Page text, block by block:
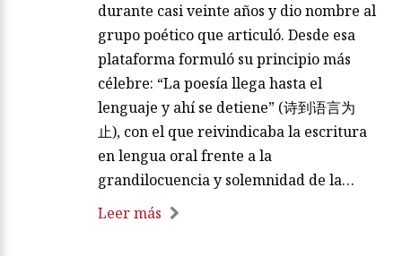
durante casi veinte años y dio nombre al
grupo poético que articuló. Desde esa
plataforma formuló su principio más
célebre: “La poesía llega hasta el
lenguaje y ahí se detiene” (诗到语言为
止), con el que reivindicaba la escritura
en lengua oral frente a la
grandilocuencia y solemnidad de la…
Leer más